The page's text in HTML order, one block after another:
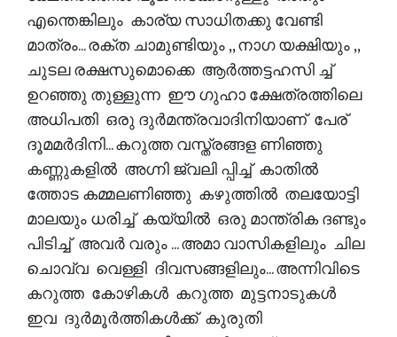
എന്തെങ്കിലും കാര്യ സാധിതക്കു വേണ്ടി
മാത്രം... രക്ത ചാമുണ്ടിയും ,, നാഗ യക്ഷിയും ,,
ചുടല രക്ഷസുമൊക്കെ ആർത്തട്ടഹസി ച്ച്
ഉറഞ്ഞു തുള്ളുന്ന ഈ ഗുഹാ ക്ഷേത്രത്തിലെ
അധിപതി ഒരു ദുർമന്ത്രവാദിനിയാണ് പേര്
ദൂമമർദിനി... കറുത്ത വസ്ത്രങ്ങള ണിഞ്ഞു
കണ്ണുകളിൽ അഗ്നി ജ്വലി പ്പിച്ച് കാതിൽ
ത്തോട കമ്മലണിഞ്ഞു കഴുത്തിൽ തലയോട്ടി
മാലയും ധരിച്ച് കയ്യിൽ ഒരു മാന്ത്രിക ദണ്ടും
പിടിച്ച് അവർ വരും ... അമാ വാസികളിലും ചില
ചൊവ്വ വെള്ളി ദിവസങ്ങളിലും... അന്നിവിടെ
കറുത്ത കോഴികൾ കറുത്ത മുട്ടനാടുകൾ
ഇവ ദുർമൂർത്തികൾക്ക് കുരുതി